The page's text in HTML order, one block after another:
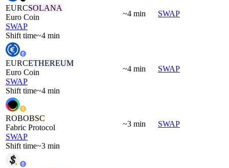
EURCSOLANA
Euro Coin
SWAP
Shift time~4 min
~4 min SWAP
EURCETHEREUM
Euro Coin
SWAP
Shift time~4 min
~4 min SWAP
ROBOBSC
Fabric Protocol
SWAP
Shift time~3 min
~3 min SWAP